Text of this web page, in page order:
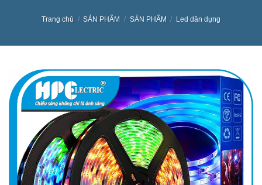
Trang chủ / SẢN PHẨM / SẢN PHẨM / Led dân dụng